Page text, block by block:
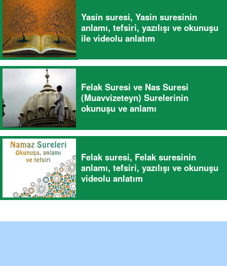
Yasin suresi, Yasin suresinin
anlamı, tefsiri, yazılışı ve okunuşu
ile videolu anlatım
Felak Suresi ve Nas Suresi
(Muavvizeteyn) Surelerinin
okunuşu ve anlamı
Felak suresi, Felak suresinin
anlamı, tefsiri, yazılışı ve okunuşu
videolu anlatım